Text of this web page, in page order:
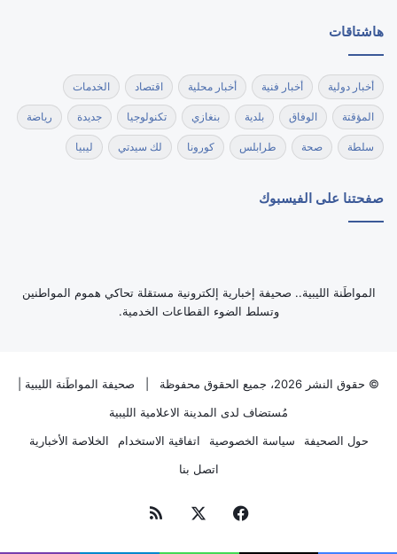
هاشتاقات
أخبار دولية أخبار فنية أخبار محلية اقتصاد الخدمات
المؤقتة الوفاق بلدية بنغازي تكنولوجيا جديدة رياضة
سلطة صحة طرابلس كورونا لك سيدتي ليبيا
صفحتنا على الفيسبوك
‏المواطَنة الليبية.. صحيفة إخبارية إلكترونية مستقلة تحاكي هموم المواطنين
وتسلط الضوء القطاعات الخدمية.
© حقوق النشر 2026، جميع الحقوق محفوظة | صحيفة المواطَنة الليبية
مُستضاف لدى المدينة الاعلامية الليبية
حول الصحيفة
سياسة الخصوصية اتفاقية الاستخدام
الخلاصة الأخبارية
اتصل بنا
فيسبوك ملخص